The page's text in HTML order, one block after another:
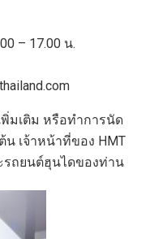
– 17.00 น.
มเติม หรือทำการนัด
น เจ้าหน้าที่ของ HMT
ถยนต์ฮุนไดของท่าน